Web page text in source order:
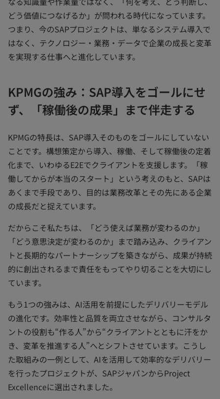
どう価値につなげるか」が問われる時代になっています。
つまり、今のSAPプロジェクトは、単なるシステム導入で
はなく、テクノロジー・業務・データで企業の成長と変革
を実現する仕事へと進化しています。
KPMGの強み：SAP導入をゴールにせ
ず、「稼働後の成果」まで伴走する
KPMGの特長は、SAP導入そのものをゴールにしていない
ことです。構想策定から導入、稼働、そして稼働後の定着
化まで、いわゆるE2Eでクライアントを支援します。「稼
働してからが本当のスタート」という考えのもと、SAPは
あくまで手段であり、目的は業務改革とその先にある企業
の成長だと捉えています。
だからこそ私たちは、「どう使えば業務が変わるのか」
「どう意思決定が変わるのか」まで踏み込み、クライアン
トと長期的なパートナーシップを築きながら、成果が持続
的に創出されるまで責任をもってやり切ることを大切にし
ています。
もう1つの強みは、AI活用を前提にしたデリバリーモデル
の進化です。効率性と品質を両立させながら、コンサルタ
ントの役割も“作る人”から“クライアントとともに汗をか
き、変革を推進する人”へとシフトさせています。こうし
た取組みの一例として、AIを活用して効率的なデリバリー
を行ったプロジェクトが、SAPジャパンからProject
Excellenceに選出されました。